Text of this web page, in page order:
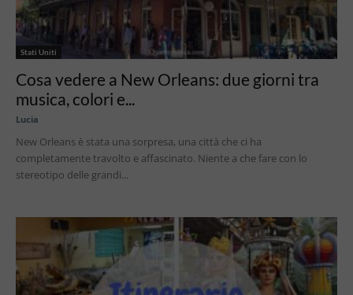
Stati Uniti
Cosa vedere a New Orleans: due giorni tra
musica, colori e...
Lucia
New Orleans è stata una sorpresa, una città che ci ha
completamente travolto e affascinato. Niente a che fare con lo
stereotipo delle grandi...